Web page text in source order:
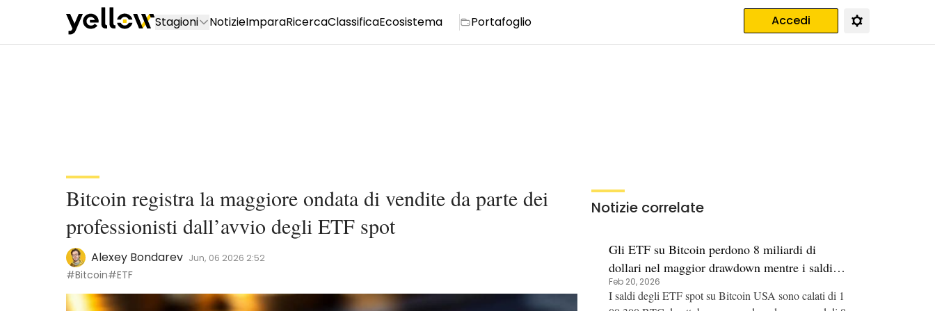
Stagioni NotizieImparaRicercaClassificaEcosistema Portafoglio Accedi
Bitcoin registra la maggiore ondata di vendite da parte dei
professionisti dall’avvio degli ETF spot
Alexey Bondarev Jun, 06 2026 2:52
#Bitcoin#ETF
Notizie correlate
Gli ETF su Bitcoin perdono 8 miliardi di
dollari nel maggior drawdown mentre i saldi
toccano il minimo del ciclo
Feb 20, 2026
I saldi degli ETF spot su Bitcoin USA sono calati di 1